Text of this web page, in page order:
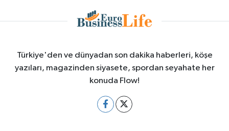
Türkiye'den ve dünyadan son dakika haberleri, köşe
yazıları, magazinden siyasete, spordan seyahate her
konuda Flow!